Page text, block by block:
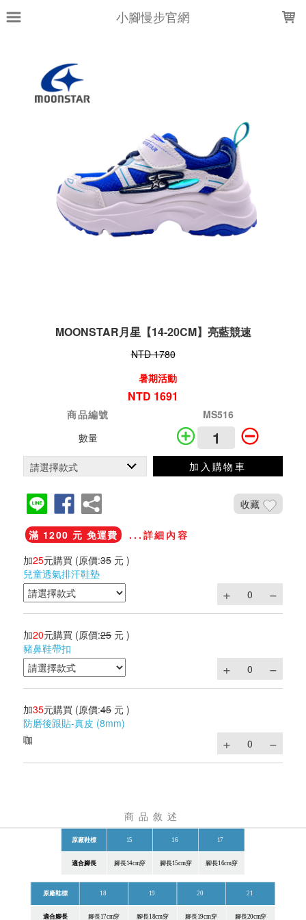
小腳慢步官網
MOONSTAR月星【14-20CM】亮藍競速
NTD 1780
暑期活動
NTD 1691
商品編號
MS516
數量
加入購物車
收藏
滿 1200 元 免運費
...詳細內容
加25元購買 (原價:35 元 )
兒童透氣排汗鞋墊
加20元購買 (原價:25 元 )
豬鼻鞋帶扣
加35元購買 (原價:45 元 )
防磨後跟貼-真皮 (8mm)
咖
商品敘述